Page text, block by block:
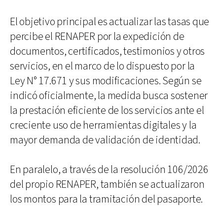
El objetivo principal es actualizar las tasas que
percibe el RENAPER por la expedición de
documentos, certificados, testimonios y otros
servicios, en el marco de lo dispuesto por la
Ley N° 17.671 y sus modificaciones. Según se
indicó oficialmente, la medida busca sostener
la prestación eficiente de los servicios ante el
creciente uso de herramientas digitales y la
mayor demanda de validación de identidad.
En paralelo, a través de la resolución 106/2026
del propio RENAPER, también se actualizaron
los montos para la tramitación del pasaporte.